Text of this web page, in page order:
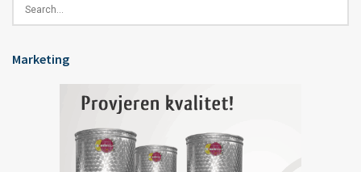
Marketing